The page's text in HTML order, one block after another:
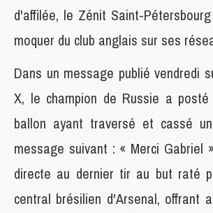
d'affilée, le Zénit Saint-
moquer du club anglais sur ses
Dans un message publié vendredi
X, le champion de Russie a
ballon ayant traversé et cassé
message suivant : « Merci Gabriel
directe au dernier tir au but raté
central brésilien d'Arsenal, offrant